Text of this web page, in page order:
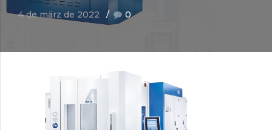
4 de märz de 2022 0